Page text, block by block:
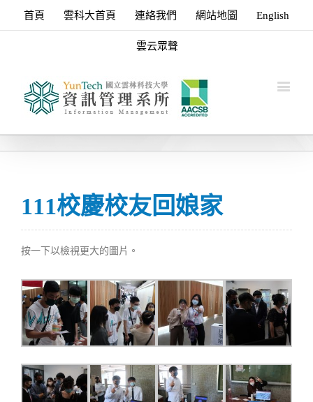
首頁 雲科大首頁 連絡我們 網站地圖 English
雲云眾聲
111校慶校友回娘家
按一下以檢視更大的圖片。